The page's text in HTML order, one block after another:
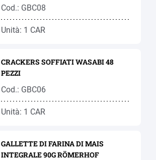
Cod.: GBC08
Unità: 1 CAR
CRACKERS SOFFIATI WASABI 48
PEZZI
Cod.: GBC06
Unità: 1 CAR
GALLETTE DI FARINA DI MAIS
INTEGRALE 90G RÖMERHOF